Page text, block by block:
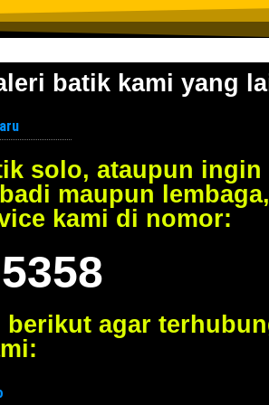
batik kami yang
solo, ataupun ingin
maupun lembaga,
kami di nomor:
agar